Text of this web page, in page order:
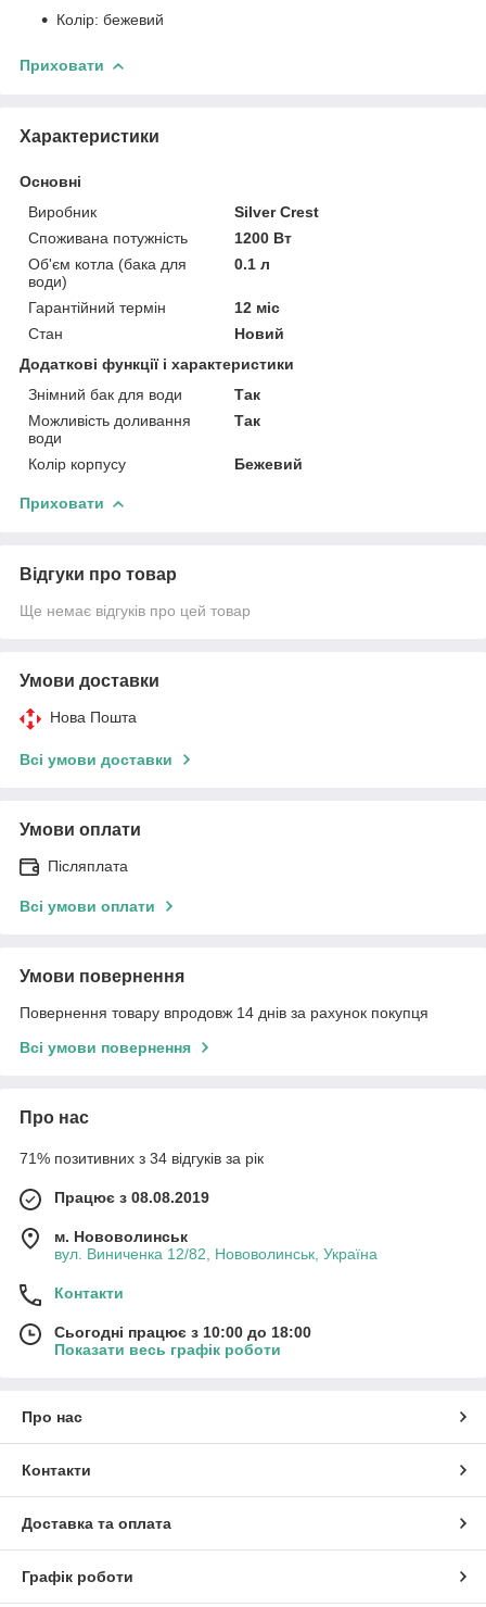
Колір: бежевий
Приховати
Характеристики
Основні
Виробник
Silver Crest
Споживана потужність
1200 Вт
Об'єм котла (бака для
води)
0.1 л
Гарантійний термін
12 міс
Стан
Новий
Додаткові функції і характеристики
Знімний бак для води
Так
Можливість доливання
води
Так
Колір корпусу Бежевий
Приховати
Відгуки про товар
Ще немає відгуків про цей товар
Умови доставки
Нова Пошта
Всі умови доставки
Умови оплати
Післяплата
Всі умови оплати
Умови повернення
Повернення товару впродовж 14 днів за рахунок покупця
Всі умови повернення
Про нас
71% позитивних з 34 відгуків за рік
Працює з 08.08.2019
м. Нововолинськ
вул. Виниченка 12/82, Нововолинськ, Україна
Контакти
Сьогодні працює з 10:00 до 18:00
Показати весь графік роботи
Про нас
Контакти
Доставка та оплата
Графік роботи